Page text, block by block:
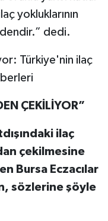
yokluklarının
dedi.
ÇEKİLİYOR”
ilaç
çekilmesine
Bursa Eczacılar
sözlerine şöyle